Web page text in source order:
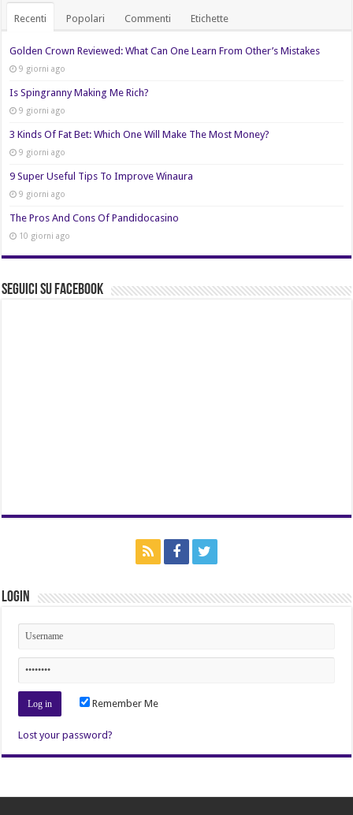
Recenti Popolari Commenti Etichette
Golden Crown Reviewed: What Can One Learn From Other’s Mistakes
9 giorni ago
Is Spingranny Making Me Rich?
9 giorni ago
3 Kinds Of Fat Bet: Which One Will Make The Most Money?
9 giorni ago
9 Super Useful Tips To Improve Winaura
9 giorni ago
The Pros And Cons Of Pandidocasino
10 giorni ago
Seguici su Facebook
Login
Remember Me
Lost your password?